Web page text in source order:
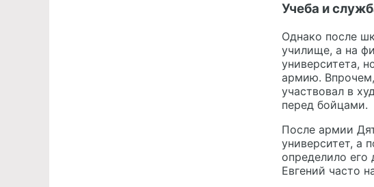
Учеба и
Однако после
училище, а на
университета,
армию.
участвовал в
перед бойцами.
После армии
университет, а
определило его
Евгений часто